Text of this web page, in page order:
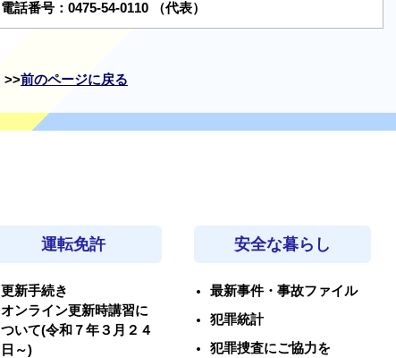
電話番号： 0475-54-0110 （代表）
前のページに戻る
運転免許
更新手続き
オンライン更新時講習に
ついて(令和７年３月２４
日～)
安全な暮らし
最新事件・事故ファイル
犯罪統計
犯罪捜査にご協力を